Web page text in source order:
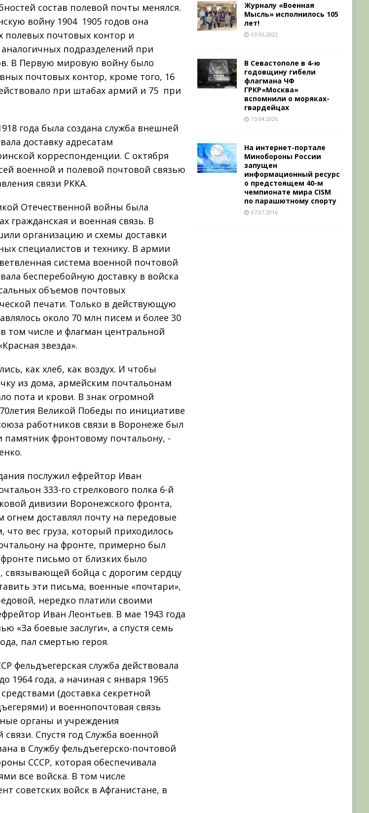
состав полевой почты менялся.
войну 1904 ­ 1905 годов она
полевых почтовых контор и
аналогичных подразделений при
В Первую мировую войну было
почтовых контор, кроме того, 16
при штабах армий и 75 ­ при
года была создана служба внешней
доставку адресатам
корреспонденции. С октября
военной и полевой почтовой связью
связи РККА.
Отечественной войны была
гражданская и военная связь. В
организацию и схемы доставки
специалистов и технику. В армии
система военной почтовой
бесперебойную доставку в войска
объемов почтовых
печати. Только в действующую
около 70 млн писем и более 30
том числе и флагман центральной
звезда».
как хлеб, как воздух. И чтобы
из дома, армейским почтальонам
пота и крови. В знак огромной
Великой Победы по инициативе
работников связи в Воронеже был
памятник фронтовому почтальону,
послужил ефрейтор Иван
333-­го стрелкового полка 6-­й
дивизии Воронежского фронта,
доставлял почту на передовые
вес груза, который приходилось
на фронте, примерно был
письмо от близких было
связывающей бойца с дорогим сердцу
эти письма, военные «почтари»,
нередко платили своими
Иван Леонтьев. В мае 1943 года
«За боевые заслуги», а спустя семь
пал смертью героя.
фельдъегерская служба действовала
1964 года, а начиная с января 1965
(доставка секретной
и военно­почтовая связь
органы и учреждения
Спустя год Служба военной
в Службу фельдъегерско­-почтовой
СССР, которая обеспечивала
все войска. В том числе
советских войск в Афганистане, в
Журналу «Военная
Мысль» исполнилось 105
лет!
03.06.2023
В Севастополе в 4-ю
годовщину гибели
флагмана ЧФ
ГРКР«Москва»
вспомнили о моряках-
гвардейцах
15.04.2026
На интернет-портале
Минобороны России
запущен
информационный ресурс
о предстоящем 40-м
чемпионате мира CISM
по парашютному спорту
07.07.2016